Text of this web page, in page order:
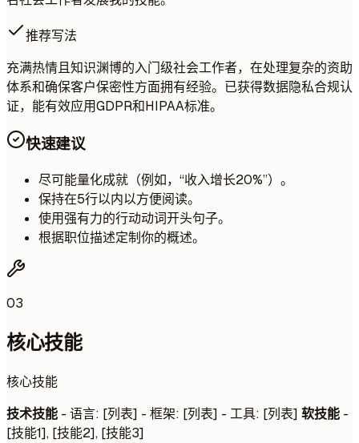
推荐写法
充满热情且知识渊博的入门级社会工作者，在处理复杂的资助
体系和确保客户保密性方面拥有经验。已获得数据隐私合规认
证，能有效应用GDPR和HIPAA标准。
快速建议
尽可能量化成就（例如，“收入增长20%”）。
保持在5行以内以方便阅读。
使用强有力的行动动词开头句子。
根据职位描述定制你的概述。
03
核心技能
核心技能
技术技能 - 语言: [列表] - 框架: [列表] - 工具: [列表] 软技能 -
[技能1], [技能2], [技能3]